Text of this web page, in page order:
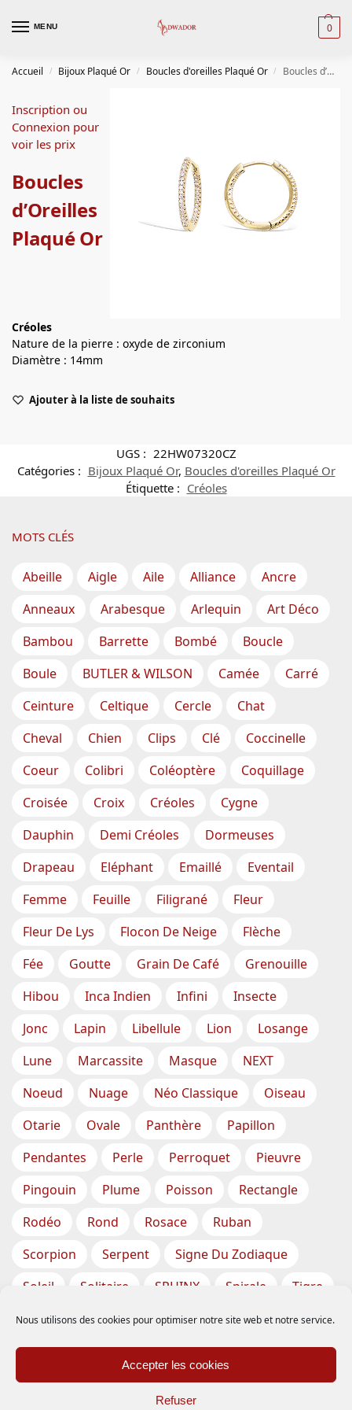
Nous utilisons des cookies pour optimiser notre site web et notre service.
Accepter les cookies
Refuser
MENU 0
Accueil / Bijoux Plaqué Or / Boucles d'oreilles Plaqué Or / Boucles d’Oreilles Plaqué Or
Inscription ou
Connexion pour
voir les prix
Boucles
d’Oreilles
Plaqué Or
Créoles
Nature de la pierre : oxyde de zirconium
Diamètre : 14mm
Ajouter à la liste de souhaits
UGS : 22HW07320CZ
Catégories : Bijoux Plaqué Or, Boucles d'oreilles Plaqué Or
Étiquette : Créoles
MOTS CLÉS
Abeille Aigle Aile Alliance
Ancre
Anneaux
Arabesque Arlequin
Art Déco
Bambou
Barrette Bombé
Boucle
Boule
BUTLER & WILSON Camée
Carré
Ceinture
Celtique Cercle
Chat
Cheval
Chien Clips Clé
Coccinelle
Coeur
Colibri Coléoptère
Coquillage
Croisée
Croix Créoles
Cygne
Dauphin
Demi Créoles
Dormeuses
Drapeau
Eléphant Emaillé
Eventail
Femme
Feuille Filigrané
Fleur
Fleur De Lys
Flocon De Neige
Flèche
Fée
Goutte Grain De Café
Grenouille
Hibou
Inca Indien Infini
Insecte
Jonc
Lapin Libellule Lion
Losange
Lune
Marcassite Masque
NEXT
Noeud
Nuage Néo Classique
Oiseau
Otarie
Ovale Panthère
Papillon
Pendantes
Perle Perroquet
Pieuvre
Pingouin
Plume Poisson
Rectangle
Rodéo
Rond Rosace
Ruban
Scorpion
Serpent
Signe Du Zodiaque
Soleil
Solitaire SPHINX Spirale
Tigre
Torsade
Tortue Train
Tresse
Triangle
Trèfle Tête Vase
Étoile
Étoiles De Mer